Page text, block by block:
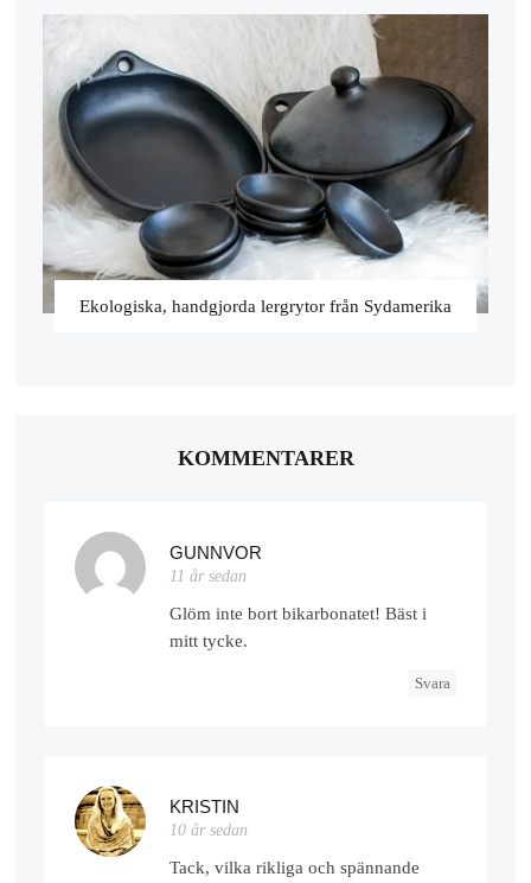
Ekologiska, handgjorda lergrytor från Sydamerika
KOMMENTARER
GUNNVOR
11 år sedan
Glöm inte bort bikarbonatet! Bäst i
mitt tycke.
Svara
KRISTIN
10 år sedan
Tack, vilka rikliga och spännande